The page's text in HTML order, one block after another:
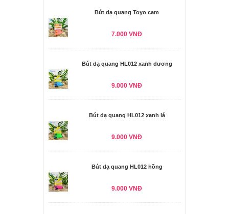
Bút dạ quang Toyo cam
7.000 VNĐ
Bút dạ quang HL012 xanh dương
9.000 VNĐ
Bút dạ quang HL012 xanh lá
9.000 VNĐ
Bút dạ quang HL012 hồng
9.000 VNĐ